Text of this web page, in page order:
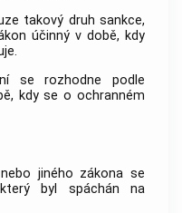
takový druh sankce,
účinný v době, kdy
se rozhodne podle
kdy se o ochranném
jiného zákona se
byl spáchán na